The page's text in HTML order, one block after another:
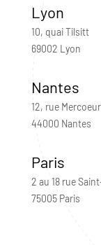
Lyon
10, quai Tilsitt
69002 Lyon
Nantes
12, rue Mercoeur
44000 Nantes
Paris
2 au 18 rue
75005 Paris